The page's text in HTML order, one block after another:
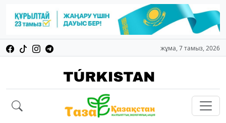
жұма, 7 тамыз, 2026